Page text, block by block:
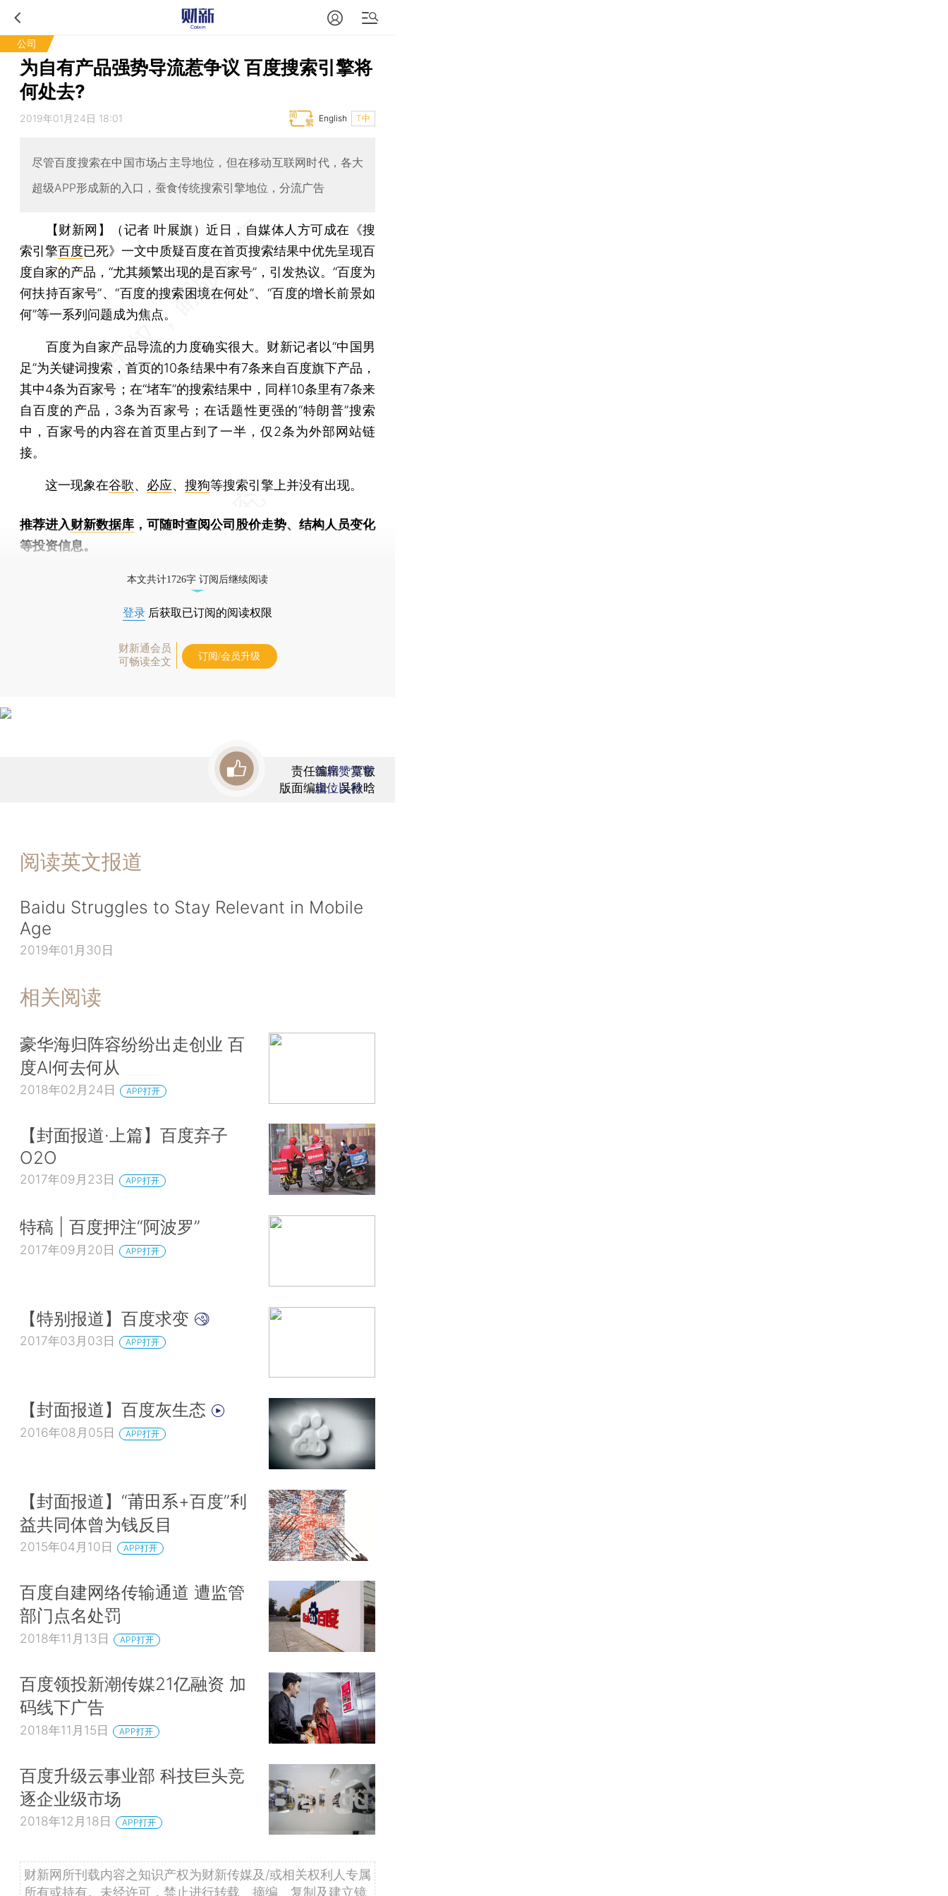
公司
为自有产品强势导流惹争议 百度搜索引擎将
何处去?
2019年01月24日 18:01 T中
English
尽管百度搜索在中国市场占主导地位，但在移动互联网时代，各大
超级APP形成新的入口，蚕食传统搜索引擎地位，分流广告
【财新网】（记者 叶展旗）近日，自媒体人方可成在《搜
索引擎百度已死》一文中质疑百度在首页搜索结果中优先呈现百
度自家的产品，“尤其频繁出现的是百家号”，引发热议。“百度为
何扶持百家号”、“百度的搜索困境在何处”、“百度的增长前景如
何”等一系列问题成为焦点。
百度为自家产品导流的力度确实很大。财新记者以“中国男
足”为关键词搜索，首页的10条结果中有7条来自百度旗下产品，
其中4条为百家号；在“堵车”的搜索结果中，同样10条里有7条来
自百度的产品，3条为百家号；在话题性更强的“特朗普”搜索
中，百家号的内容在首页里占到了一半，仅2条为外部网站链
接。
这一现象在谷歌、 必应、 搜狗等搜索引擎上并没有出现。
推荐进入财新数据库 ，可随时查阅公司股价走势、结构人员变化
等投资信息。
本文共计1726字 订阅后继续阅读
登录 后获取已订阅的阅读权限
财新通会员
可畅读全文
订阅/会员升级
责任编辑：覃敏
版面编辑：吴秋晗
首席赞赏官
虚位以待
阅读英文报道
Baidu Struggles to Stay Relevant in Mobile
Age
2019年01月30日
相关阅读
豪华海归阵容纷纷出走创业 百
度AI何去何从
2018年02月24日 APP打开
【封面报道·上篇】百度弃子
O2O
2017年09月23日 APP打开
特稿 | 百度押注“阿波罗”
2017年09月20日 APP打开
【特别报道】百度求变
2017年03月03日 APP打开
【封面报道】百度灰生态
2016年08月05日 APP打开
【封面报道】“莆田系+百度”利
益共同体曾为钱反目
2015年04月10日 APP打开
百度自建网络传输通道 遭监管
部门点名处罚
2018年11月13日 APP打开
百度领投新潮传媒21亿融资 加
码线下广告
2018年11月15日 APP打开
百度升级云事业部 科技巨头竞
逐企业级市场
2018年12月18日 APP打开
财新网所刊载内容之知识产权为财新传媒及/或相关权利人专属
所有或持有。未经许可，禁止进行转载、摘编、复制及建立镜